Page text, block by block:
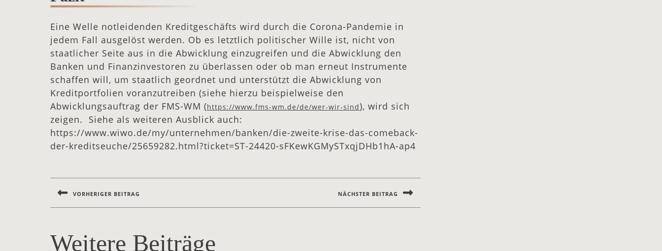
Eine Welle notleidenden Kreditgeschäfts wird durch die Corona-Pandemie in
jedem Fall ausgelöst werden. Ob es letztlich politischer Wille ist, nicht von
staatlicher Seite aus in die Abwicklung einzugreifen und die Abwicklung den
Banken und Finanzinvestoren zu überlassen oder ob man erneut Instrumente
schaffen will, um staatlich geordnet und unterstützt die Abwicklung von
Kreditportfolien voranzutreiben (siehe hierzu beispielweise den
Abwicklungsauftrag der FMS-WM (https://www.fms-wm.de/de/wer-wir-sind), wird sich
zeigen. Siehe als weiteren Ausblick auch:
https://www.wiwo.de/my/unternehmen/banken/die-zweite-krise-das-comeback-
der-kreditseuche/25659282.html?ticket=ST-24420-sFKewKGMySTxqjDHb1hA-ap4
Beitragsnavigation
VORHERIGER BEITRAG
Previous
NÄCHSTER BEITRAG
Next
Weitere Beiträge